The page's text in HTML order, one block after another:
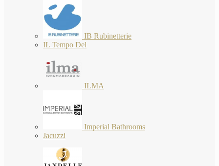
IB Rubinetterie
IL Tempo Del
ILMA
Imperial Bathrooms
Jacuzzi